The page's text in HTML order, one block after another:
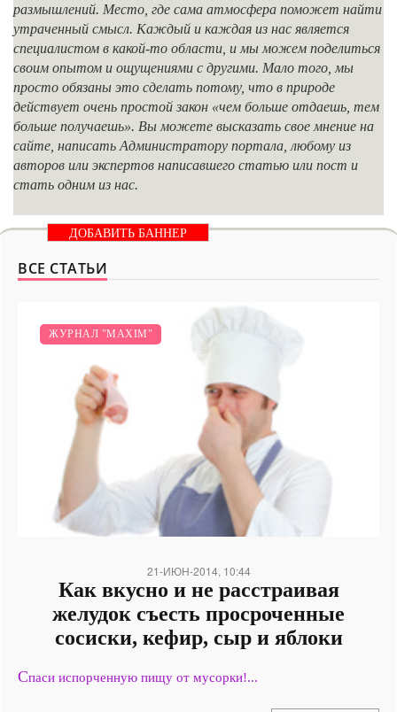
размышлений. Место, где сама атмосфера поможет найти
утраченный смысл. Каждый и каждая из нас является
специалистом в какой-то области, и мы можем поделиться
своим опытом и ощущениями с другими. Мало того, мы
просто обязаны это сделать потому, что в природе
действует очень простой закон «чем больше отдаешь, тем
больше получаешь». Вы можете высказать свое мнение на
сайте, написать Администратору портала, любому из
авторов или экспертов написавшего статью или пост и
стать одним из нас.
ДОБАВИТЬ БАННЕР
ВСЕ СТАТЬИ
ЖУРНАЛ "MAXIM"
21-ИЮН-2014, 10:44
Как вкусно и не расстраивая
желудок съесть просроченные
сосиски, кефир, сыр и яблоки
Спаси испорченную пищу от мусорки!...